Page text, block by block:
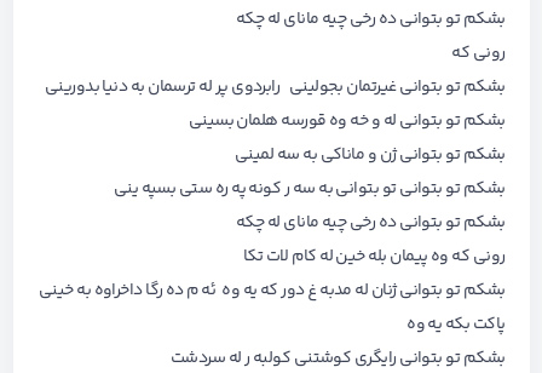
بشکم تو بتوانی ده رخی چیه مانای له چکه
رونی که
بشکم تو بتوانی غیرتمان بجولینی رابردوی پر له ترسمان به دنیا بدورینی
بشکم تو بتوانی له و خه وه قورسه هلمان بسینی
بشکم تو بتوانی ژن و ماناکی به سه لمینی
بشکم تو بتوانی تو بتوانی به سه ر کونه په ره ستی بسپه ینی
بشکم تو بتوانی ده رخی چیه مانای له چکه
رونی که وه پیمان بله خین له کام لات تکا
بشکم تو بتوانی ژنان له مدبه غ دور که یه وه ئه م ده رگا داخراوه به خینی
پاکت بکه یه وه
بشکم تو بتوانی رایگری کوشتنی کولبه ر له سردشت